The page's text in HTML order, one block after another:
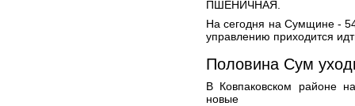
ПШЕНИЧНАЯ.
На сегодня на Сумщине -
управлению приходится
Половина Сум
В Ковпаковском районе
новые